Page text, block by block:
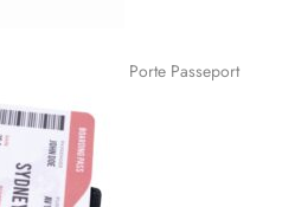
Porte Passeport